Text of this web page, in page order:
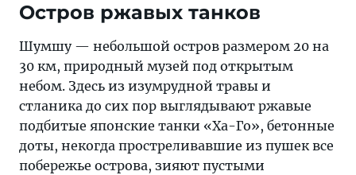
Остров ржавых танков
Шумшу — небольшой остров размером 20 на
30 км, природный музей под открытым
небом. Здесь из изумрудной травы и
стланика до сих пор выглядывают ржавые
подбитые японские танки «Ха-Го», бетонные
доты, некогда простреливавшие из пушек все
побережье острова, зияют пустыми